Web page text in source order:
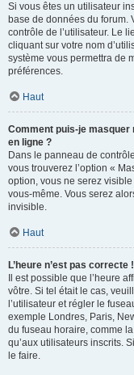
Si vous êtes un utilisateur
base de données du forum.
contrôle de l’utilisateur. Le
cliquant sur votre nom
système vous permettra de
préférences.
Haut
Comment puis-je masquer
en ligne ?
Dans le panneau de
vous trouverez l’option «
option, vous ne serez
vous-même. Vous serez
invisible.
Haut
L’heure n’est pas correcte !
Il est possible que l’heure
vôtre. Si tel était le cas,
l’utilisateur et régler le
exemple Londres, Paris,
du fuseau horaire, comme
qu’aux utilisateurs inscrits.
le faire.